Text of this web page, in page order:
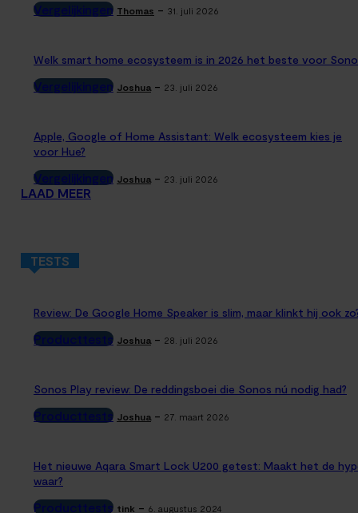
Vergelijkingen Thomas - 31. juli 2026
Welk smart home ecosysteem is in 2026 het beste voor
Vergelijkingen Joshua - 23. juli 2026
Apple, Google of Home Assistant: Welk ecosysteem kies je
voor Hue?
Vergelijkingen Joshua - 23. juli 2026
LAAD MEER
TESTS
Review: De Google Home Speaker is slim, maar klinkt hij ook
Producttests Joshua - 28. juli 2026
Sonos Play review: De reddingsboei die Sonos nú nodig had?
Producttests Joshua - 27. maart 2026
Het nieuwe Aqara Smart Lock U200 getest: Maakt het de
waar?
Producttests tink - 6. augustus 2024